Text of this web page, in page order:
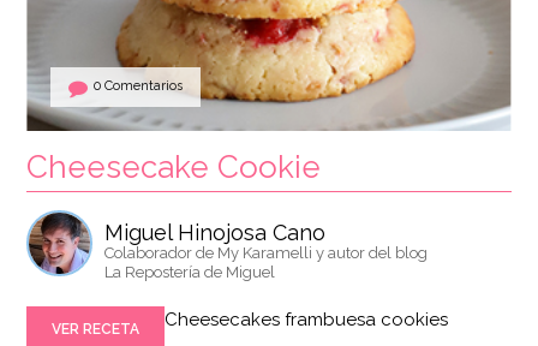
0 Comentarios
Cheesecake Cookie
Miguel Hinojosa Cano
Colaborador de My Karamelli y autor del blog
La Repostería de Miguel
Cheesecakes frambuesa cookies
VER RECETA